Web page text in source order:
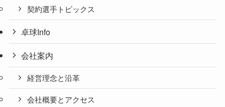
契約選手トピックス
卓球Info
会社案内
経営理念と沿革
会社概要とアクセス